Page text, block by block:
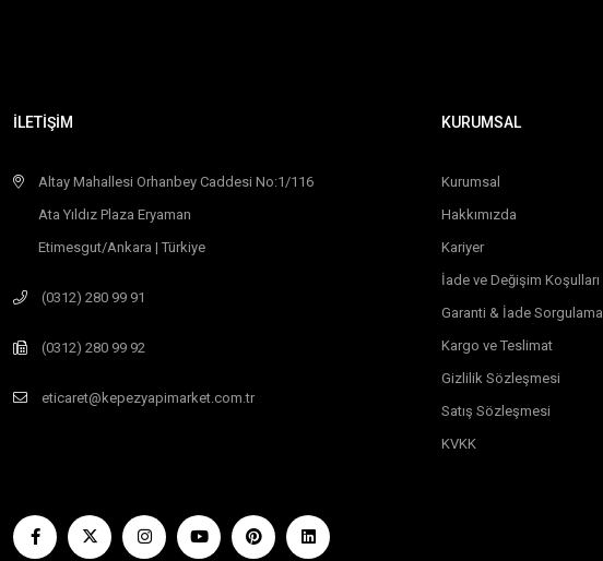
İLETİŞİM
Altay Mahallesi Orhanbey Caddesi No:1/116
Ata Yıldız Plaza Eryaman
Etimesgut/Ankara | Türkiye
(0312) 280 99 91
(0312) 280 99 92
eticaret@kepezyapimarket.com.tr
KURUMSAL
Kurumsal
Hakkımızda
Kariyer
İade ve Değişim Koşulları
Garanti & İade Sorgulama
Kargo ve Teslimat
Gizlilik Sözleşmesi
Satış Sözleşmesi
KVKK